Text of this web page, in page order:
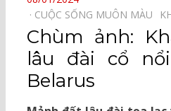
ONCUỘC SỐNG MUÔN MÀU⠀
Chùm ảnh:
lâu đài cổ
Belarus